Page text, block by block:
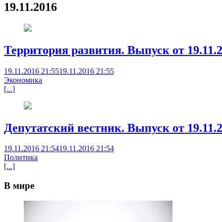
19.11.2016
Территория развития. Выпуск от
19.11.2016 21:5519.11.2016 21:55
Экономика
[...]
Депутатский вестник. Выпуск от
19.11.2016 21:5419.11.2016 21:54
Политика
[...]
В мире